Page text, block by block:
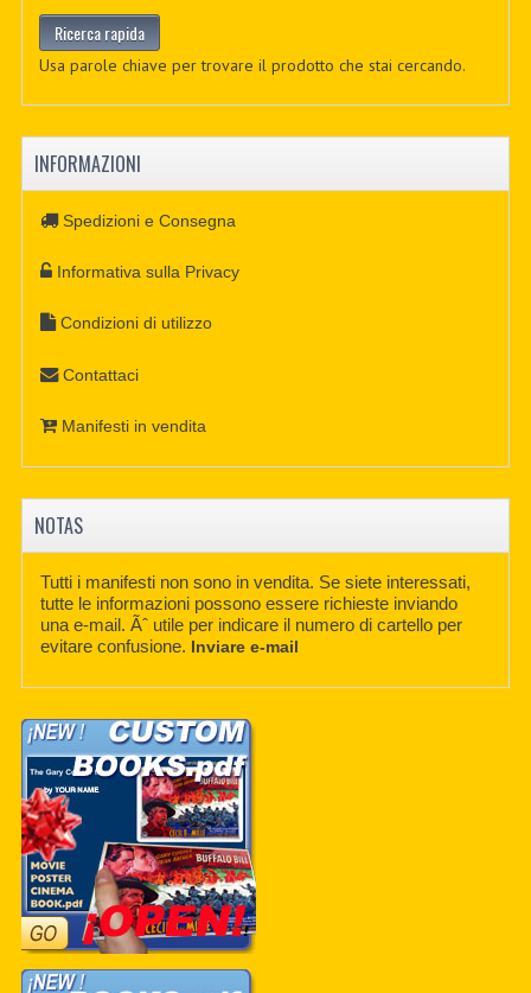
Usa parole chiave per trovare il prodotto che stai cercando.
INFORMAZIONI
Spedizioni e Consegna
Informativa sulla Privacy
Condizioni di utilizzo
Contattaci
Manifesti in vendita
NOTAS
Tutti i manifesti non sono in vendita. Se siete interessati,
tutte le informazioni possono essere richieste inviando
una e-mail. Ãˆ utile per indicare il numero di cartello per
evitare confusione. Inviare e-mail